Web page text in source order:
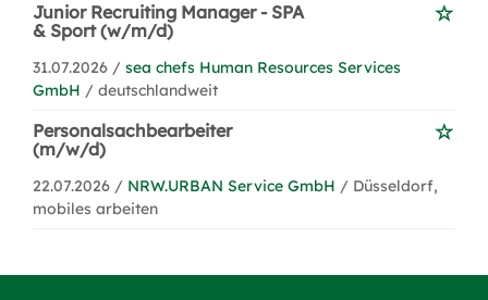
Junior Recruiting Manager - SPA
& Sport (w/m/d)
31.07.2026 / sea chefs Human Resources Services
GmbH / deutschlandweit
Personalsachbearbeiter
(m/w/d)
22.07.2026 / NRW.URBAN Service GmbH / Düsseldorf,
mobiles arbeiten